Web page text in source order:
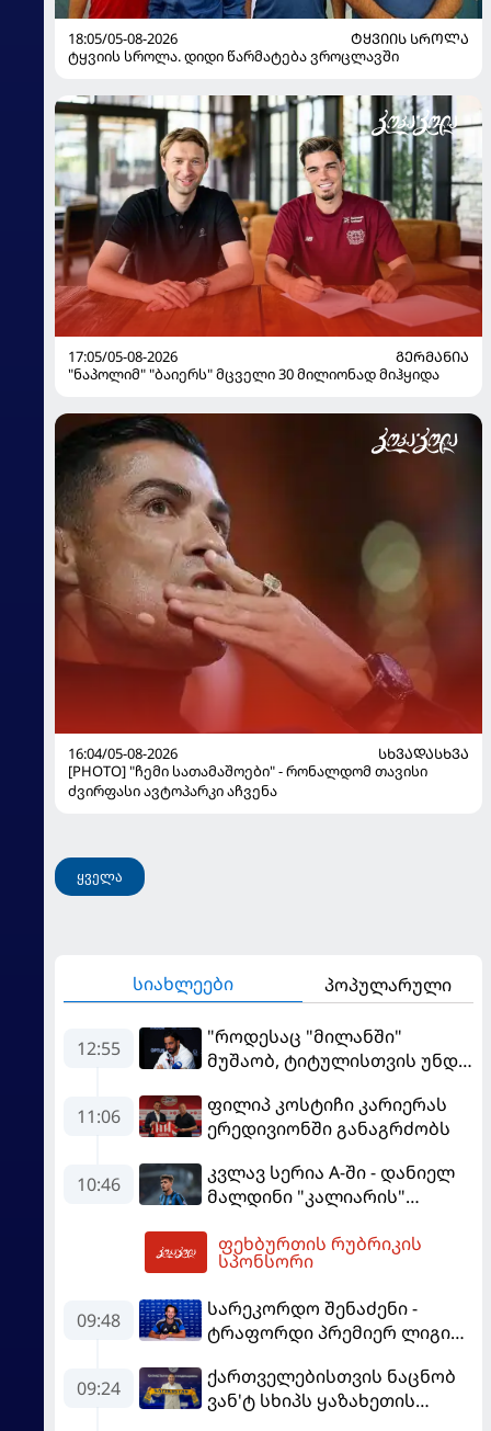
18:05/05-08-2026
ᲢᲧᲕᲘᲘᲡ ᲡᲠᲝᲚᲐ
ტყვიის სროლა. დიდი წარმატება ვროცლავში
17:05/05-08-2026
ᲒᲔᲠᲛᲐᲜᲘᲐ
"ნაპოლიმ" "ბაიერს" მცველი 30 მილიონად მიჰყიდა
16:04/05-08-2026
ᲡᲮᲕᲐᲓᲐᲡᲮᲕᲐ
[PHOTO] "ჩემი სათამაშოები" - რონალდომ თავისი
ძვირფასი ავტოპარკი აჩვენა
ყველა
სიახლეები პოპულარული
12:55
"როდესაც "მილანში"
მუშაობ, ტიტულისთვის უნდა
"როსონერის" ფანები
დააიმედა
11:06
ფილიპ კოსტიჩი კარიერას
ერედივიონში განაგრძობს
10:46
კვლავ სერია A-ში - დანიელ
მალდინი "კალიარის"
ფეხბურთის რუბრიკის
სპონსორი
09:48
სარეკორდო შენაძენი -
ტრაფორდი პრემიერ ლიგის
09:24
ქართველებისთვის ნაცნობ
ვან'ტ სხიპს ყაზახეთის